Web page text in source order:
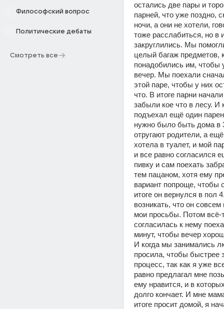
Философский вопрос
Политические дебаты
Смотреть все
остались две пары и
парней, что уже поздно,
ночи, а они не хотели,
тоже расслабиться, но в
закруглились. Мы
целый багаж предметов,
понадобились им, чтобы
вечер. Мы поехали
этой паре, чтобы у них
что. В итоге парни
забыли кое что в лесу. И
подъехал ещё один
нужно было быть дома в
отругают родители, а
хотела в туалет, и мой
и все равно согласился
пивку и сам поехать
тем пацаном, хотя ему
вариант попроще, чтобы
итоге он вернулся в пол
возникать, что он
мои просьбы. Потом всё-
согласилась к нему
минут, чтобы вечер
И когда мы занимались
просила, чтобы быстрее
процесс, так как я уже
равно предлагал мне
ему нравится, и в
долго кончает. И мне
итоге просит домой, я